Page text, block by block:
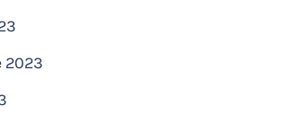
2023